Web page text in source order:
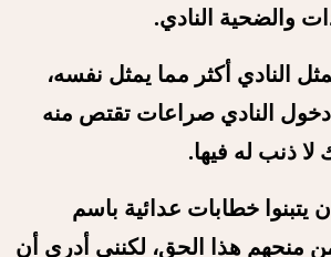
والضحية النادي.
النادي أكثر مما يمثل نفسه،
النادي صراعات تقتص منه
لا ذنب له فيها.
يتبنوا خطابات عدائية باسم
من منحهم هذا الحق، لكنني أدري أن